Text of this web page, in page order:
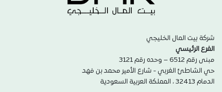
شركة بيت المال الخليجي
الفرع الرئيسي
مبنى رقم 6512 – وحده رقم 3121
حي الشاطئ الغربي - شارع الأمير محمد بن فهد
الدمام 32413 ، المملكة العربية السعودية